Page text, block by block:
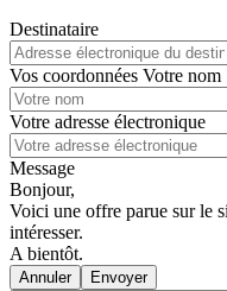
Destinataire
Vos coordonnées Votre nom
Votre adresse électronique
Message
Bonjour,
Voici une offre parue sur le
intéresser.
A bientôt.
Annuler